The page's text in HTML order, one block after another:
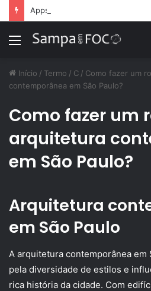
Menu
Início / Termo / C / Como fazer um
contemporânea em São Paulo?
Como fazer um
arquitetura
em São Paulo?
Arquitetura
em São Paulo
A arquitetura contemporânea em
pela diversidade de estilos e
rica história da cidade. Com